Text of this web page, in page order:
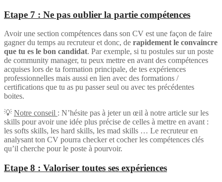
Etape 7 : Ne pas oublier la partie compétences
Avoir une section compétences dans son CV est une façon de faire
gagner du temps au recruteur et donc, de rapidement le convaincre
que tu es le bon candidat. Par exemple, si tu postules sur un poste
de community manager, tu peux mettre en avant des compétences
acquises lors de ta formation principale, de tes expériences
professionnelles mais aussi en lien avec des formations /
certifications que tu as pu passer seul ou avec tes précédentes
boites.
💡 Notre conseil : N’hésite pas à jeter un œil à notre article sur les
skills pour avoir une idée plus précise de celles à mettre en avant :
les softs skills, les hard skills, les mad skills … Le recruteur en
analysant ton CV pourra checker et cocher les compétences clés
qu’il cherche pour le poste à pourvoir.
Etape 8 : Valoriser toutes ses expériences